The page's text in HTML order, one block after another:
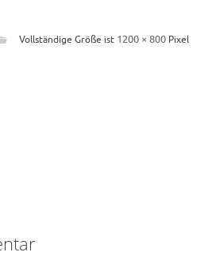
Vollständige Größe ist 1200 × 800Pixel